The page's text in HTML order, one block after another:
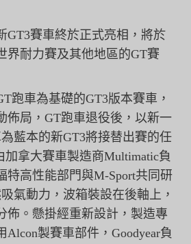
GT3賽車終於正式亮相， 將於
界耐力賽及其他地區的GT賽
跑車為基礎的GT3版本賽車，
佈局，GT跑車退役後， 以新一
藍本的新GT3將接替出賽的任
加拿大賽車製造商Multimatic負
特高性能部門與M-Sport共同研
氣動力，波箱裝設在後軸上，
佈。懸掛經重新設計，製造專
Alcon製賽車部件， Goodyear負